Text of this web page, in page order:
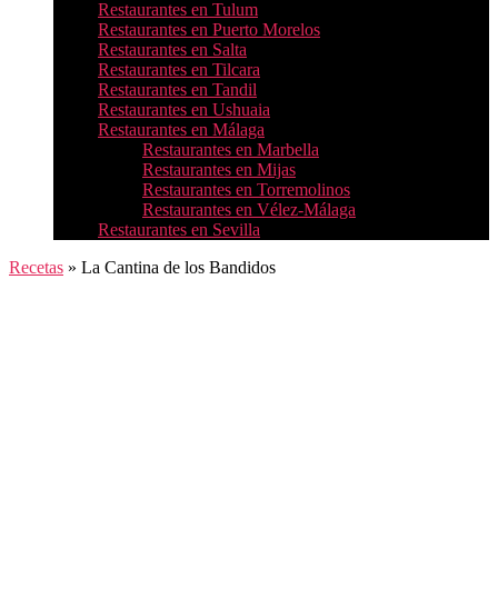
Restaurantes en Tulum
Restaurantes en Puerto Morelos
Restaurantes en Salta
Restaurantes en Tilcara
Restaurantes en Tandil
Restaurantes en Ushuaia
Restaurantes en Málaga
Restaurantes en Marbella
Restaurantes en Mijas
Restaurantes en Torremolinos
Restaurantes en Vélez-Málaga
Restaurantes en Sevilla
Recetas » La Cantina de los Bandidos